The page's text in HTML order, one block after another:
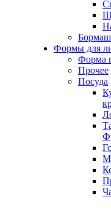
Формы для
Форма
Прочее
Посуда